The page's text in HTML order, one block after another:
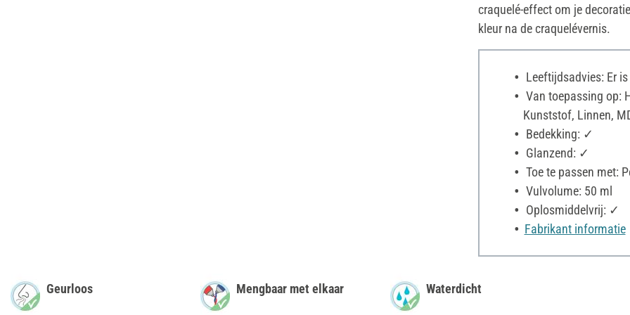
craquelé-effect om je
kleur na de craquelévernis.
Leeftijdsadvies: Er
Van toepassing op:
Kunststof, Linnen,
Bedekking: ✓
Glanzend: ✓
Toe te passen met:
Vulvolume: 50 ml
Oplosmiddelvrij: ✓
Fabrikant informatie
Geurloos Mengbaar met elkaar Waterdicht